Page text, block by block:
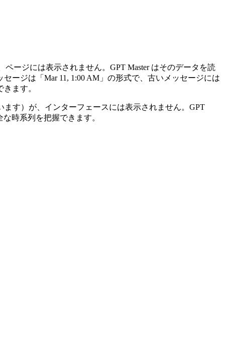
ージには表示されません。GPT Master はそのデータを読
ージは「Mar 11, 1:00 AM」の形式で、古いメッセージには
ます。
す）が、インターフェースには表示されません。GPT
時系列を把握できます。